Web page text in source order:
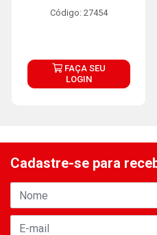
Código: 27454
FAÇA SEU
LOGIN
Cadastre-se para